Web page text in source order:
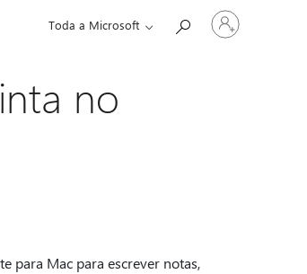
Toda a Microsoft
Entre
em
sua
no
para Mac para escrever notas,